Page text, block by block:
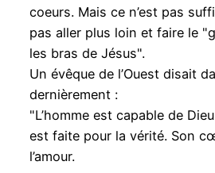
coeurs. Mais ce n’est pas
pas aller plus loin et faire le
les bras de Jésus".
Un évêque de l’Ouest disait
dernièrement :
"L’homme est capable de
est faite pour la vérité. Son
l’amour.